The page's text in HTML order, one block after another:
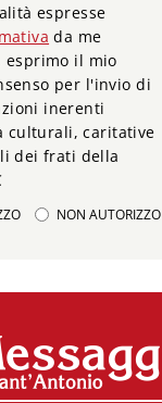
espresse
da me
esprimo il mio
per l'invio di
inerenti
culturali, caritative
dei frati della
NON AUTORIZZO